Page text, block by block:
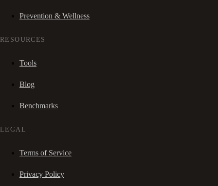
Prevention & Wellness
RESOURCES
Tools
Blog
Benchmarks
LEGAL
Terms of Service
Privacy Policy